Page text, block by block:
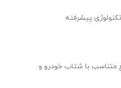
پیشرفته
متناسب با شتاب خودرو و